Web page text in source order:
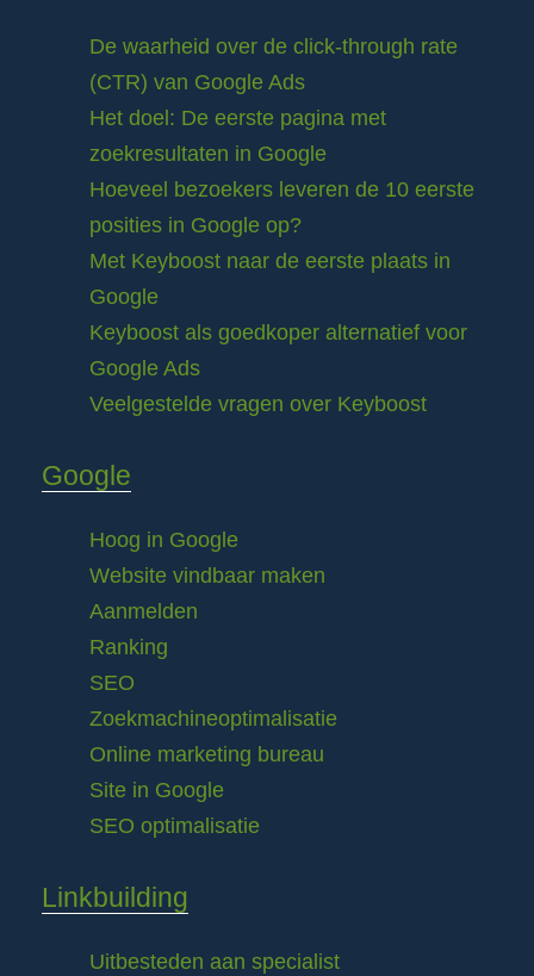
De waarheid over de click-through rate
(CTR) van Google Ads
Het doel: De eerste pagina met
zoekresultaten in Google
Hoeveel bezoekers leveren de 10 eerste
posities in Google op?
Met Keyboost naar de eerste plaats in
Google
Keyboost als goedkoper alternatief voor
Google Ads
Veelgestelde vragen over Keyboost
Google
Hoog in Google
Website vindbaar maken
Aanmelden
Ranking
SEO
Zoekmachineoptimalisatie
Online marketing bureau
Site in Google
SEO optimalisatie
Linkbuilding
Uitbesteden aan specialist